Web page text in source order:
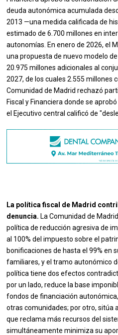
deuda autonómica acumulada
2013 —una medida calificada de
estimado de 6.700 millones en
autonomías. En enero de 2026, el
una propuesta de nuevo modelo
20.975 millones adicionales al
2027, de los cuales 2.555 millones
Comunidad de Madrid rechazó
Fiscal y Financiera donde se
el Ejecutivo central calificó de
La política fiscal de Madrid
denuncia. La Comunidad de
política de reducción agresiva de
al 100% del impuesto sobre el
bonificaciones de hasta el 99% en
familiares, y el tramo autonómico
política tiene dos efectos
por un lado, reduce la base
fondos de financiación
otras comunidades; por otro, sitúa
que reclama más recursos del
simultáneamente minimiza su